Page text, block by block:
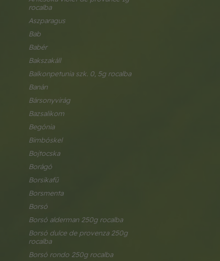
rocalba
aszparagus
bab
babér
bakszakáll
balkonpetunia szk. 0, 5g rocalba
banán
bársonyvirág
bazsalikom
begónia
bimbóskel
bojtocska
borágó
borsikafű
borsmenta
borsó
borsó alderman 250g rocalba
borsó dulce de provenza 250g
rocalba
borsó rondo 250g rocalba